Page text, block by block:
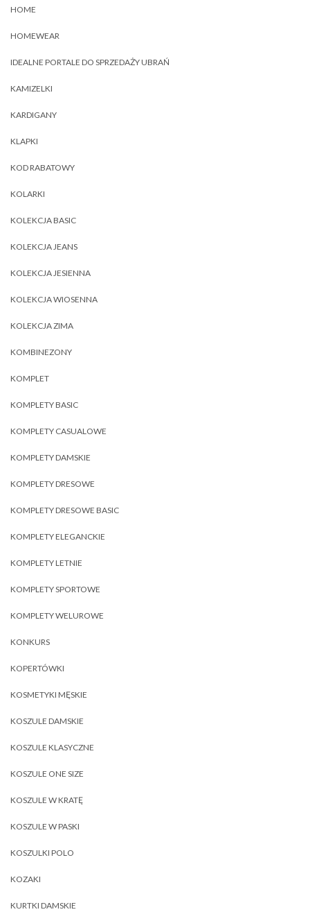
HOME
HOMEWEAR
IDEALNE PORTALE DO SPRZEDAŻY UBRAŃ
KAMIZELKI
KARDIGANY
KLAPKI
KOD RABATOWY
KOLARKI
KOLEKCJA BASIC
KOLEKCJA JEANS
KOLEKCJA JESIENNA
KOLEKCJA WIOSENNA
KOLEKCJA ZIMA
KOMBINEZONY
KOMPLET
KOMPLETY BASIC
KOMPLETY CASUALOWE
KOMPLETY DAMSKIE
KOMPLETY DRESOWE
KOMPLETY DRESOWE BASIC
KOMPLETY ELEGANCKIE
KOMPLETY LETNIE
KOMPLETY SPORTOWE
KOMPLETY WELUROWE
KONKURS
KOPERTÓWKI
KOSMETYKI MĘSKIE
KOSZULE DAMSKIE
KOSZULE KLASYCZNE
KOSZULE ONE SIZE
KOSZULE W KRATĘ
KOSZULE W PASKI
KOSZULKI POLO
KOZAKI
KURTKI DAMSKIE